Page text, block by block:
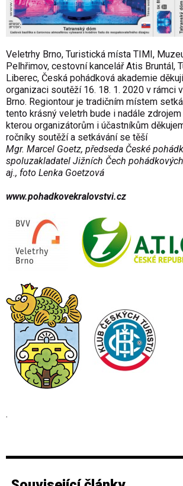
Veletrhy Brno, Turistická místa TIMI,
Pelhřimov, cestovní kancelář Atis Bruntál,
Liberec, Česká pohádková akademie
organizaci soutěží 16. 18. 1. 2020 v rámci
Brno. Regiontour je tradičním místem
tento krásný veletrh bude i nadále
kterou organizátorům i účastníkům
ročníky soutěží a setkávání se těší
Mgr. Marcel Goetz, předseda České
spoluzakladatel Jižních Čech
aj., foto Lenka Goetzová
www.pohadkovekralovstvi.cz
.